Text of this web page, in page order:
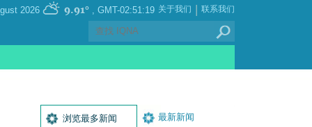
GMT-02:51:19
, Friday 07 August 2026
9.91° 联系我们
|
关于我们
浏览最多新闻 最新新闻